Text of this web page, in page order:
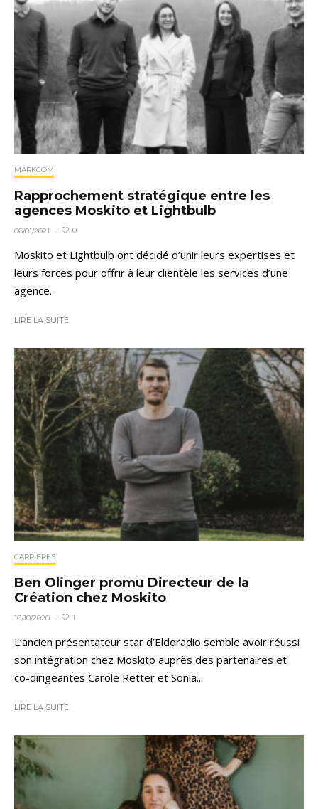
MARKCOM
Rapprochement stratégique entre les
agences Moskito et Lightbulb
06/01/2021 · 0
Moskito et Lightbulb ont décidé d’unir leurs expertises et
leurs forces pour offrir à leur clientèle les services d’une
agence...
LIRE LA SUITE
CARRIÈRES
Ben Olinger promu Directeur de la
Création chez Moskito
16/10/2020 · 1
L’ancien présentateur star d’Eldoradio semble avoir réussi
son intégration chez Moskito auprès des partenaires et
co-dirigeantes Carole Retter et Sonia...
LIRE LA SUITE